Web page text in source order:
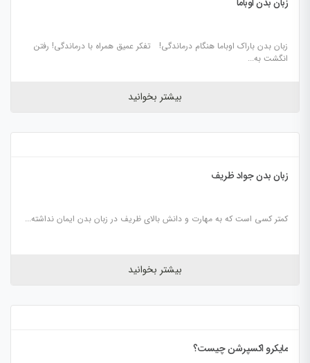
زبان بدن باراک اوباما هنگام درماندگی! تفکر عمیق همراه با درماندگی! رفتن
انگشت به...
بیشتر بخوانید
زبان بدن جواد ظریف
کمتر کسی است که به مهارت و دانش بالای ظریف در زبان بدن ایمان نداشته...
بیشتر بخوانید
مایکرو اکسپرشن چیست؟